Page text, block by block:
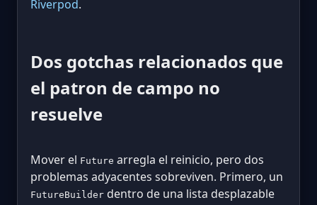
Riverpod.
Dos gotchas relacionados que
el patron de campo no
resuelve
Mover el Future arregla el reinicio, pero dos
problemas adyacentes sobreviven. Primero, un
FutureBuilder dentro de una lista desplazable